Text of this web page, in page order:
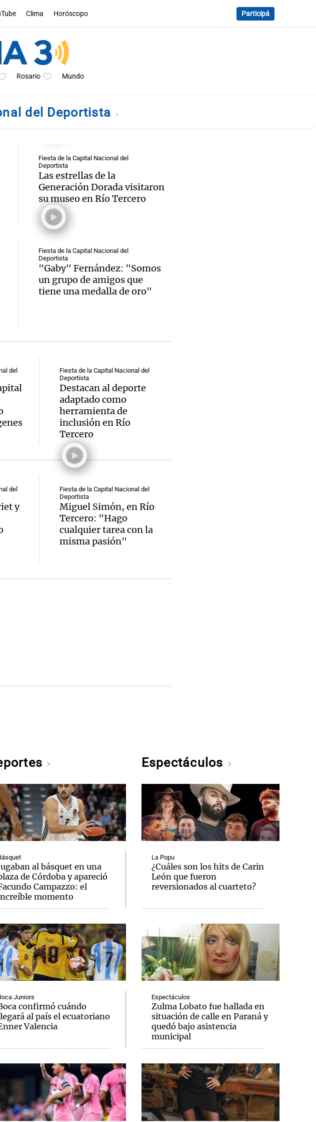
Clima Horóscopo Participá
Rosario Mundo
del Deportista
Fiesta de la Capital Nacional del
Deportista
Las estrellas de la
Generación Dorada visitaron
su museo en Río Tercero
Fiesta de la Capital Nacional del
Deportista
"Gaby" Fernández: "Somos
un grupo de amigos que
tiene una medalla de oro"
del
Fiesta de la Capital Nacional del
Deportista
Destacan al deporte
adaptado como
herramienta de
inclusión en Río
Tercero
del
y
Fiesta de la Capital Nacional del
Deportista
Miguel Simón, en Río
Tercero: "Hago
cualquier tarea con la
misma pasión"
al básquet en una
de Córdoba y apareció
Campazzo: el
momento
Juniors
confirmó cuándo
al país el ecuatoriano
Valencia
Espectáculos
La Popu
¿Cuáles son los hits de Carin
León que fueron
reversionados al cuarteto?
Espectáculos
Zulma Lobato fue hallada en
situación de calle en Paraná y
quedó bajo asistencia
municipal
Notas
Cadena 3 en Groenlandia